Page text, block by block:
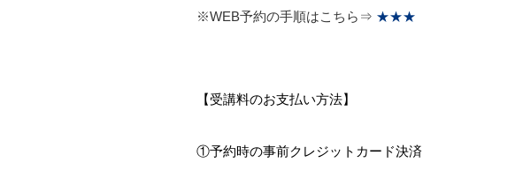
※WEB予約の手順はこちら⇒ ★★★
【受講料のお支払い方法】
①予約時の事前クレジットカード決済